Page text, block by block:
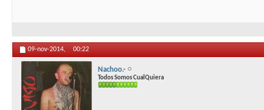
09-nov-2014, 00:22
Nachoo.-
Todos Somos CualQuiera